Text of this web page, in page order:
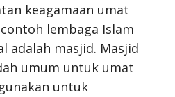
keagamaan umat
lembaga Islam
adalah masjid. Masjid
umum untuk umat
untuk